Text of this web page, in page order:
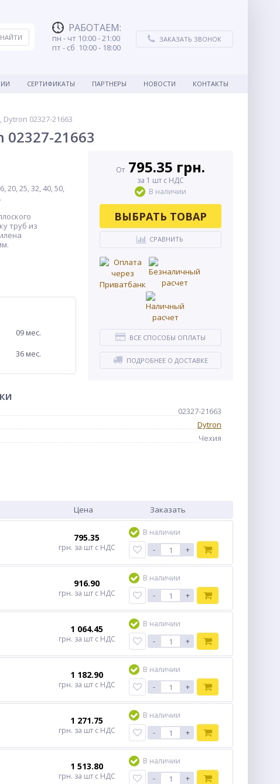
РАБОТАЕМ:
пн - чт 10:00 - 21:00
пт - сб 10:00 - 18:00
ЗАКАЗАТЬ ЗВОНОК
СЕРТИФИКАТЫ ПАРТНЕРЫ НОВОСТИ КОНТАКТЫ
02327-21663
21663
25, 32, 40, 50,
труб из
09 мес.
36 мес.
От 795.35 грн.
за 1 шт с НДС
В наличии
ВЫБРАТЬ ТОВАР
СРАВНИТЬ
ВСЕ СПОСОБЫ ОПЛАТЫ
ПОДРОБНЕЕ О ДОСТАВКЕ
02327-21663
Dytron
Чехия
Цена Заказать
795.35
грн. за штс НДС
В наличии
- +
916.90
грн. за штс НДС
В наличии
- +
1 064.45
грн. за штс НДС
В наличии
- +
1 182.90
грн. за штс НДС
В наличии
- +
1 271.75
грн. за штс НДС
В наличии
- +
1 513.80
грн. за штс НДС
В наличии
- +